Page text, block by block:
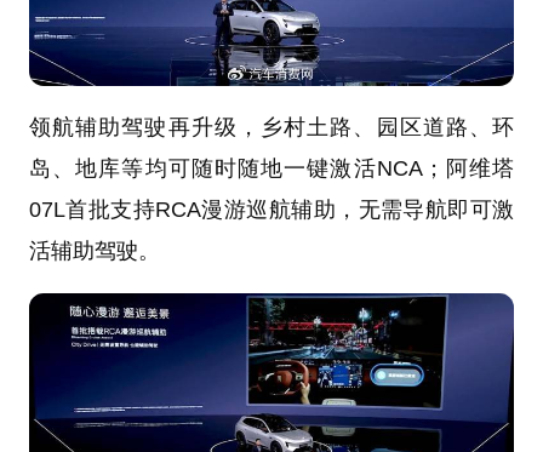
领航辅助驾驶再升级，乡村土路、园区道路、环
岛、地库等均可随时随地一键激活NCA；阿维塔
07L首批支持RCA漫游巡航辅助，无需导航即可激
活辅助驾驶。